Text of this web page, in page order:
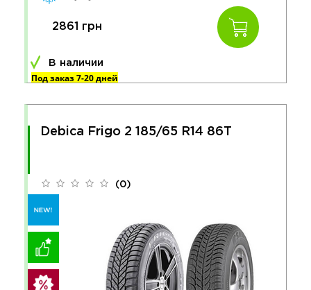
2861 грн
В наличии
Под заказ 7-20 дней
Debica Frigo 2 185/65 R14 86T
(0)